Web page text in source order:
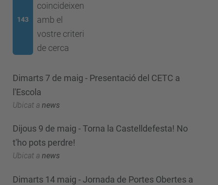
143
coincideixen
amb el
vostre criteri
de cerca
Dimarts 7 de maig - Presentació del CETC a
l'Escola
Ubicat a news
Dijous 9 de maig - Torna la Castelldefesta! No
t'ho pots perdre!
Ubicat a news
Dimarts 14 maig - Jornada de Portes Obertes a